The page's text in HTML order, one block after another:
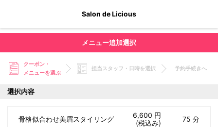
Salon de Licious
メニュー追加選択
クーポン・
メニューを選ぶ
担当スタッフ・日時を選択 予約手続きへ
選択内容
骨格似合わせ美眉スタイリング
6,600 円
(税込み)
75 分